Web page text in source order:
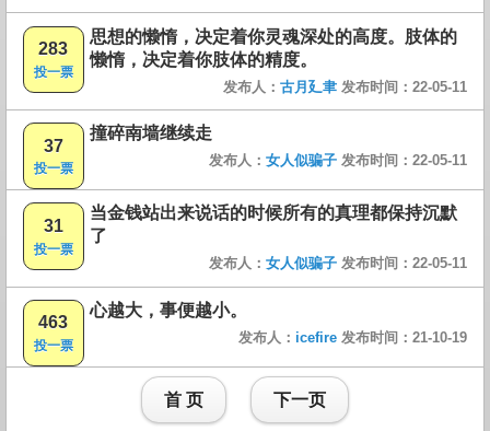
283
投一票
思想的懒惰，决定着你灵魂深处的高度。肢体的
懒惰，决定着你肢体的精度。
发布人： 古月廴聿 发布时间：22-05-11
37
投一票
撞碎南墙继续走
发布人： 女人似骗子 发布时间：22-05-11
31
投一票
当金钱站出来说话的时候所有的真理都保持沉默
了
发布人： 女人似骗子 发布时间：22-05-11
463
投一票
心越大，事便越小。
发布人： icefire 发布时间：21-10-19
首 页 下一页